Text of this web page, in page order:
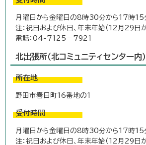
月曜日から金曜日の8時30分から17時15
注：祝日および休日、年末年始（12月29日
電話：04-7125－7921
北出張所（北コミュニティセンター内）
所在地
野田市春日町16番地の1
受付時間
月曜日から金曜日の8時30分から17時15
注：祝日および休日、年末年始（12月29日